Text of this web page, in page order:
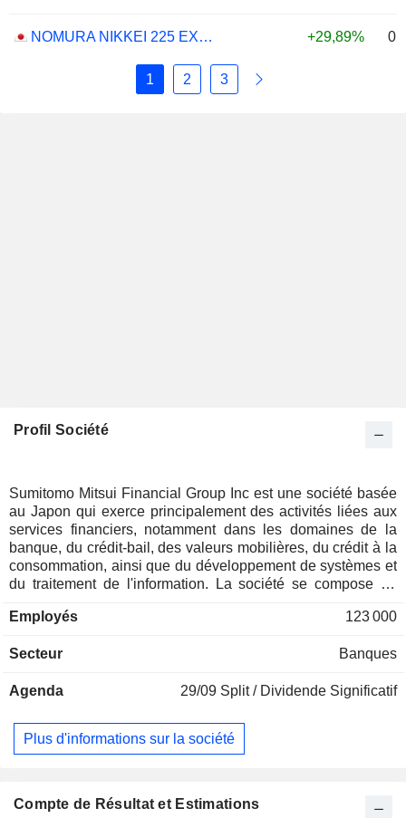
NOMURA NIKKEI 225 EXCHANGE TRADED FUND ETF - JPY +29,89%
1 2 3
Profil Société
Sumitomo Mitsui Financial Group Inc est une société basée
au Japon qui exerce principalement des activités liées aux
services financiers, notamment dans les domaines de la
banque, du crédit-bail, des valeurs mobilières, du crédit à la
consommation, ainsi que du développement de systèmes et
du traitement de l'information. La société se compose de
» fournit des services aux grandes entreprises nationales
Activités de détail » s'adresse aux particuliers au Japon. Le
clientèle japonaise et étrangère à l'étranger. Le segment «
marchés financiers. Le segment « Administration du siège
social » fournit des services qui ne relèvent d'aucun des
Employés 123 000
Secteur Banques
Agenda 29/09 Split / Dividende Significatif
Plus d'informations sur la société
Compte de Résultat et Estimations